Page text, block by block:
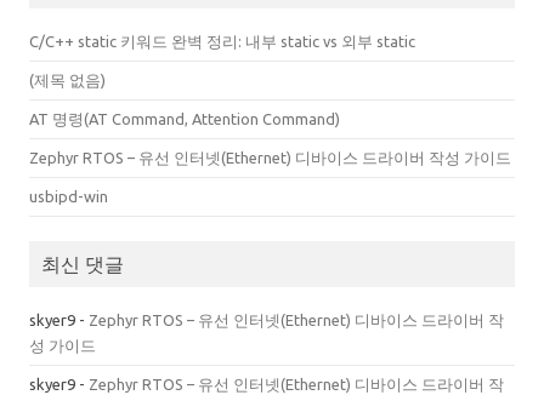
C/C++ static 키워드 완벽 정리: 내부 static vs 외부 static
(제목 없음)
AT 명령(AT Command, Attention Command)
Zephyr RTOS – 유선 인터넷(Ethernet) 디바이스 드라이버 작성 가이드
usbipd-win
최신 댓글
skyer9 - Zephyr RTOS – 유선 인터넷(Ethernet) 디바이스 드라이버 작
성 가이드
skyer9 - Zephyr RTOS – 유선 인터넷(Ethernet) 디바이스 드라이버 작